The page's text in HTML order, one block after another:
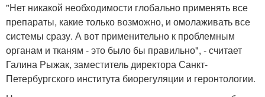
"Нет никакой необходимости глобально применять все
препараты, какие только возможно, и омолаживать все
системы сразу. А вот применительно к проблемным
органам и тканям - это было бы правильно", - считает
Галина Рыжак, заместитель директора Санкт-
Петербургского института биорегуляции и геронтологии.